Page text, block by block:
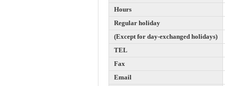
Hours
Regular holiday
(Except for day-exchanged holidays)
TEL
Fax
Email